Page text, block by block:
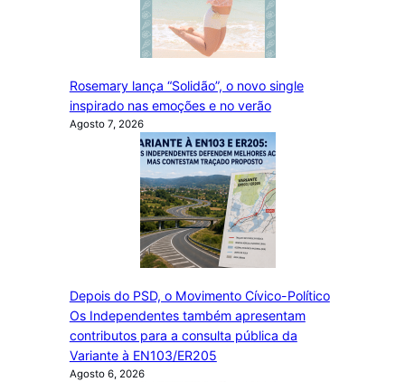
Rosemary lança “Solidão”, o novo single
inspirado nas emoções e no verão
Agosto 7, 2026
Depois do PSD, o Movimento Cívico-Político
Os Independentes também apresentam
contributos para a consulta pública da
Variante à EN103/ER205
Agosto 6, 2026